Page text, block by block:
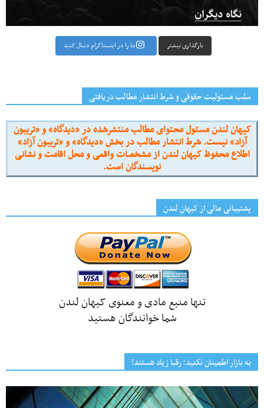
بارگذاری بیشتر ما را در اینستاگرام دنبال کنید
سلب مسئولیت حقوقی و شرط انتشار مطالب دریافتی
کیهان لندن مسئول محتوای مطالب منتشرشده در «دیدگاه» و «تریبون
آزاد» نیست. شرط انتشار مطالب در بخش «دیدگاه» و «تریبون آزاد»
اطلاع محفوظ کیهان لندن از مشخصات واقعی و محل اقامت و نشانی
نویسندگان است.
پشتیبانی مالی از کیهانِ لندن
تنها منبع مادی و معنوی کیهان لندن
شما خوانندگان هستید
به بازار اطمینان نکنید؛ رقبا زیاد هستند!